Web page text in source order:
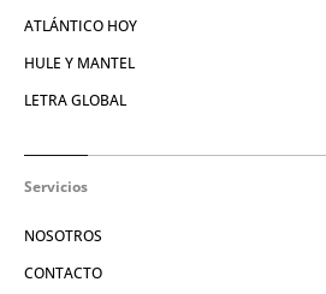
ATLÁNTICO HOY
HULE Y MANTEL
LETRA GLOBAL
Servicios
NOSOTROS
CONTACTO